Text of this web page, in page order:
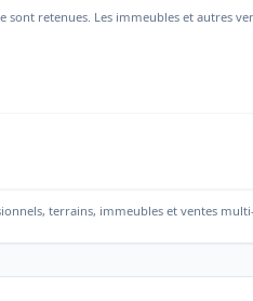
retenues. Les immeubles et autres
terrains, immeubles et ventes